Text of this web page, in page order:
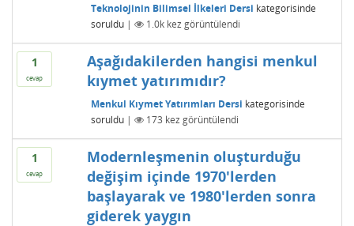
Teknolojinin Bilimsel İlkeleri Dersi kategorisinde
soruldu | 1.0kkez görüntülendi
1
cevap
Aşağıdakilerden hangisi menkul
kıymet yatırımıdır?
Menkul Kıymet Yatırımları Dersi kategorisinde
soruldu | 173 kez görüntülendi
1
cevap
Modernleşmenin oluşturduğu
değişim içinde 1970'lerden
başlayarak ve 1980'lerden sonra
giderek yaygın